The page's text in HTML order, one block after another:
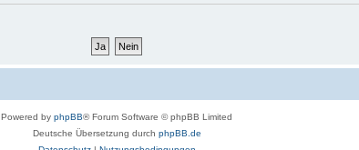
Powered by phpBB® Forum Software © phpBB Limited
Deutsche Übersetzung durch phpBB.de